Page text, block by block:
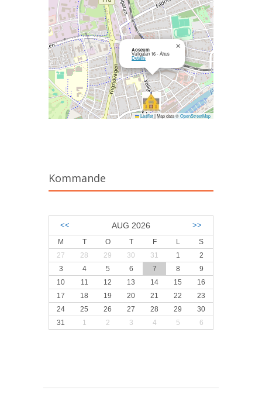
Aoseum
Vallgatan 16 - Åhus
Details
×
Leaflet|Map data ©OpenStreetMap
Kommande
<< AUG 2026 >>
M T O T F L
S
27
28 29 30 31 1
2
3
4 5 6 7 8
9
10
11 12 13 14 15
16
17
18 19 20 21 22
23
24
25 26 27 28 29
30
31
1 2 3 4 5 6